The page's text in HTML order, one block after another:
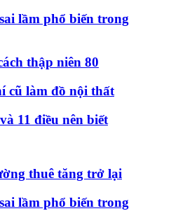
lầm phổ biến trong
thập niên 80
cũ làm đồ nội thất
11 điều nên biết
thuê tăng trở lại
lầm phổ biến trong